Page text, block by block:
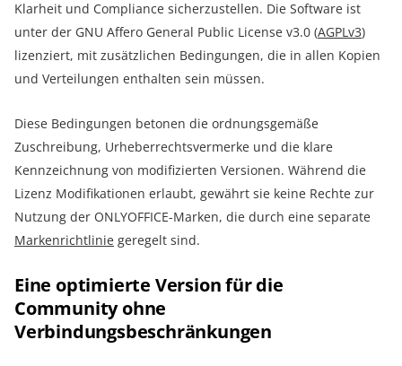
Klarheit und Compliance sicherzustellen. Die Software ist
unter der GNU Affero General Public License v3.0 (AGPLv3)
lizenziert, mit zusätzlichen Bedingungen, die in allen Kopien
und Verteilungen enthalten sein müssen.
Diese Bedingungen betonen die ordnungsgemäße
Zuschreibung, Urheberrechtsvermerke und die klare
Kennzeichnung von modifizierten Versionen. Während die
Lizenz Modifikationen erlaubt, gewährt sie keine Rechte zur
Nutzung der ONLYOFFICE-Marken, die durch eine separate
Markenrichtlinie geregelt sind.
Eine optimierte Version für die
Community ohne
Verbindungsbeschränkungen